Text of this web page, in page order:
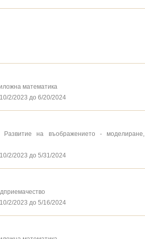
математика
2/2023 до 6/20/2024
Развитие на въображението - моделиране,
2/2023 до 5/31/2024
2/2023 до 5/16/2024